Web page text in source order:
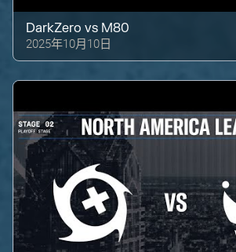
DarkZero vs M80
2025年10月10日